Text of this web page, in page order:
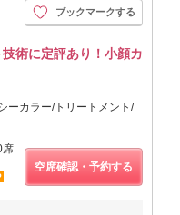
ブックマークする
術に定評あり！小顔カ
ーカラー/トリートメント/
席
空席確認・予約する